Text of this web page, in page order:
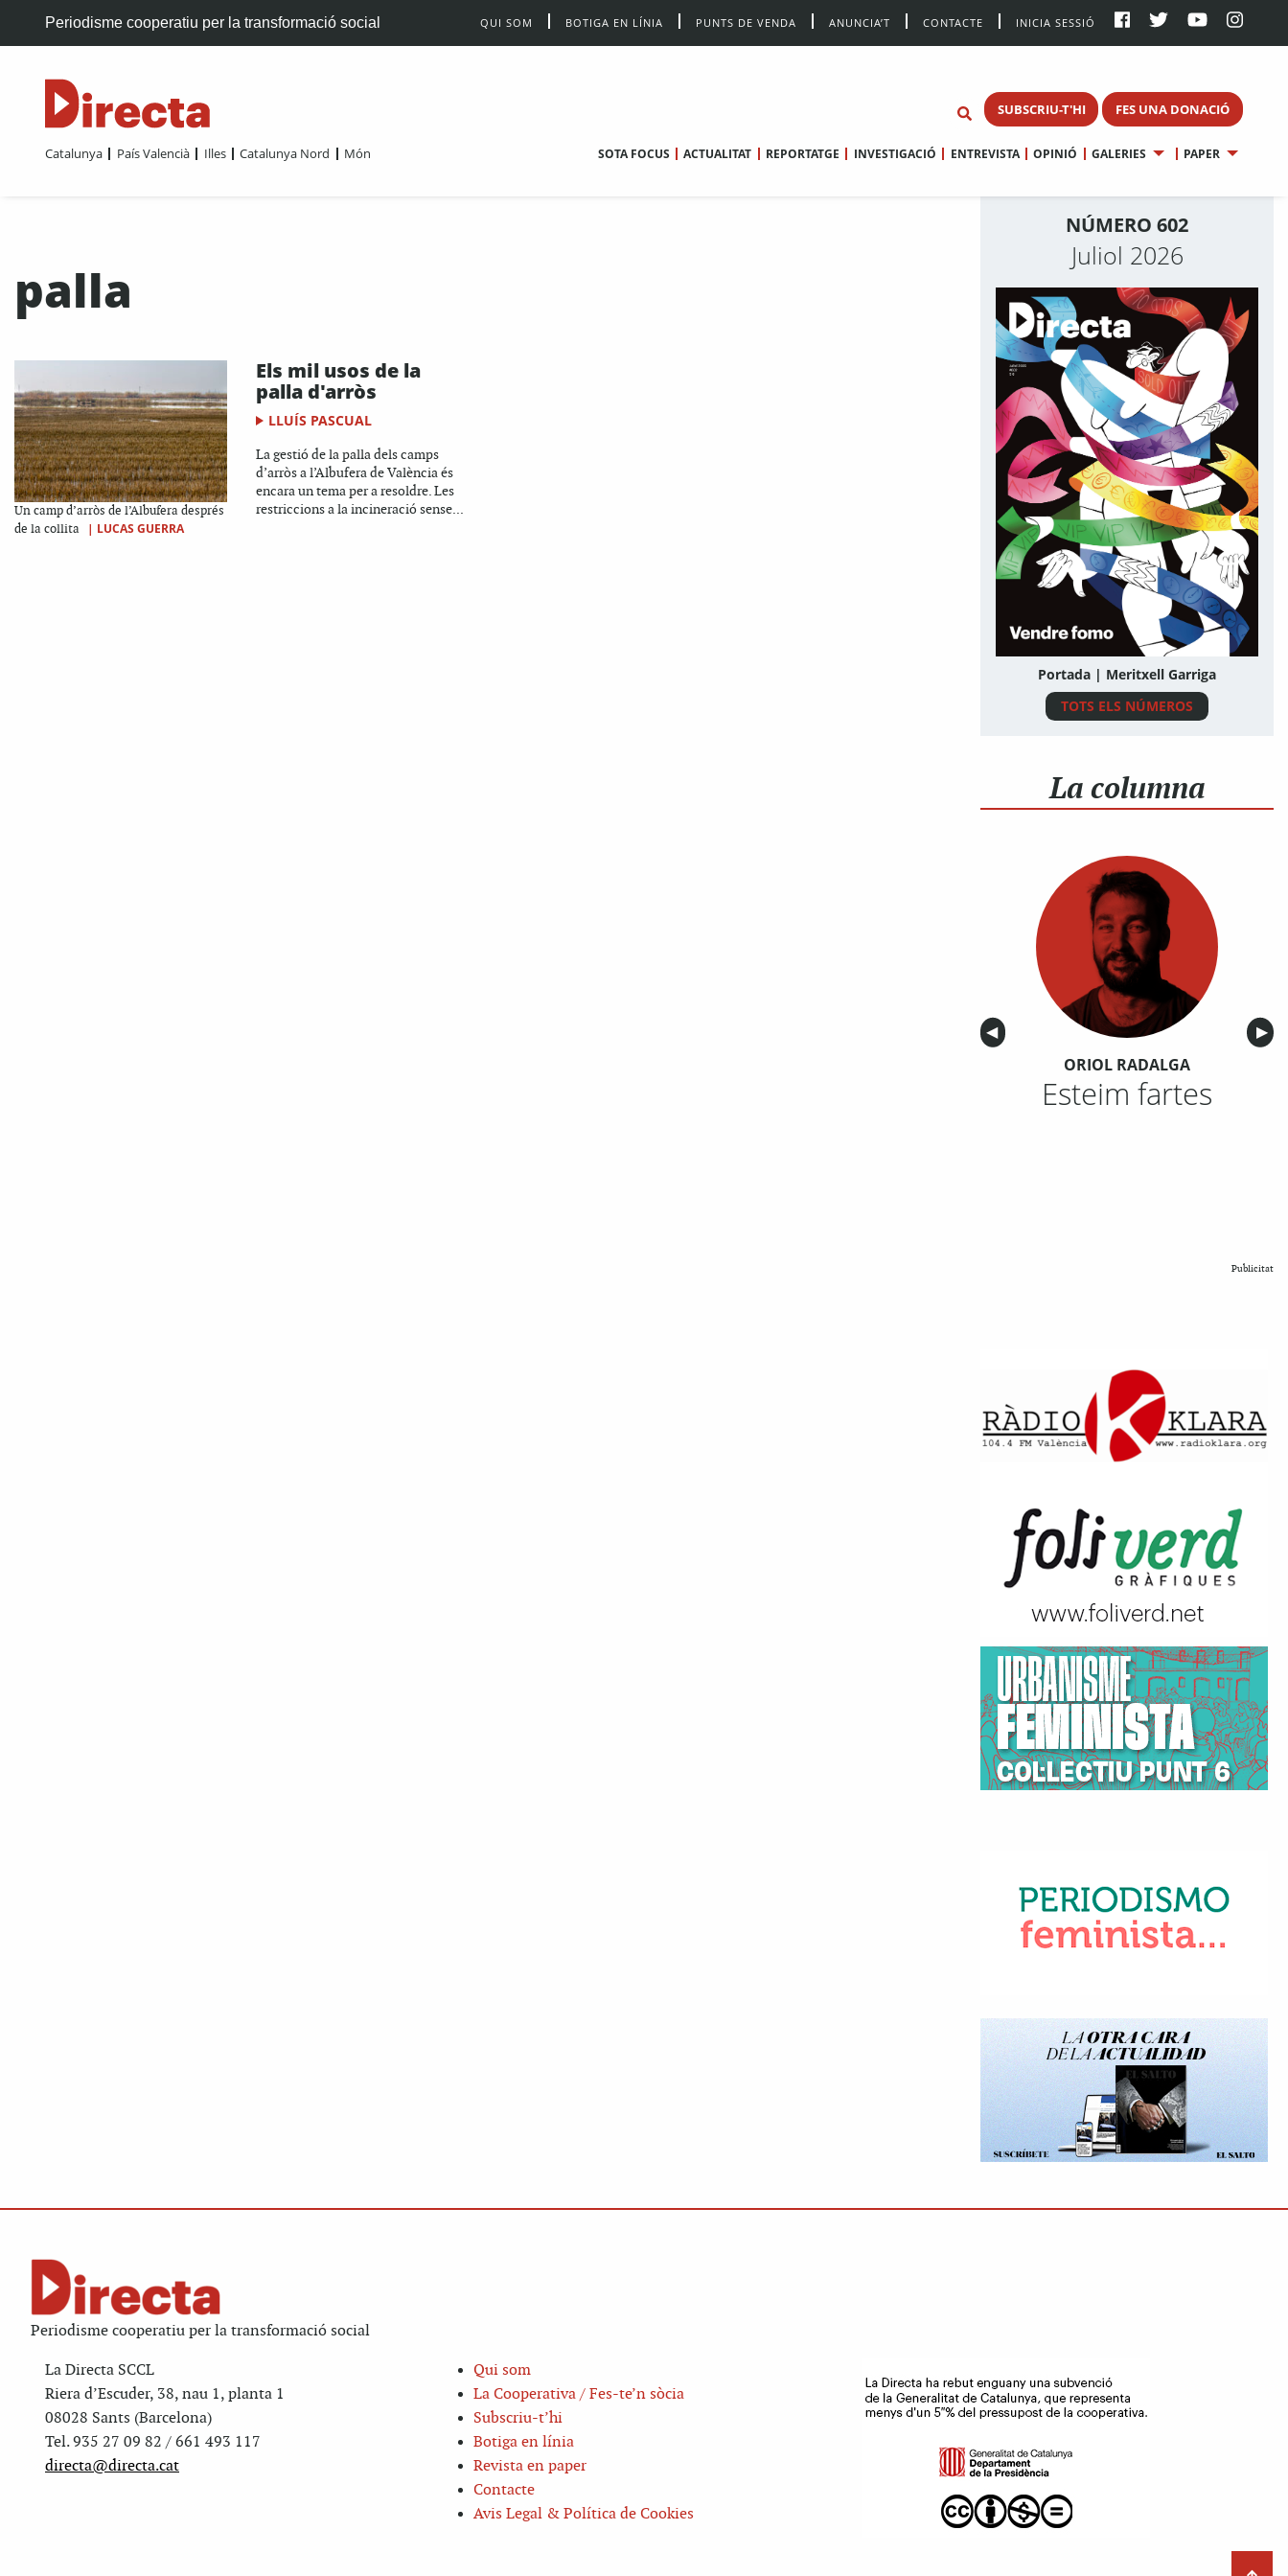
Periodisme cooperatiu per la transformació social QUI SOM BOTIGA EN LÍNIA PUNTS DE VENDA ANUNCIA’T CONTACTE INICIA SESSIÓ
SUBSCRIU-T'HI FES UNA DONACIÓ
Catalunya País Valencià Illes Catalunya Nord Món SOTA FOCUS ACTUALITAT REPORTATGE INVESTIGACIÓ ENTREVISTA OPINIÓ GALERIES PAPER
palla
Un camp d’arròs de l’Albufera després
de la collita
| LUCAS GUERRA
Els mil usos de la
palla d'arròs
LLUÍS PASCUAL
La gestió de la palla dels camps
d’arròs a l’Albufera de València és
encara un tema per a resoldre. Les
restriccions a la incineració sense...
NÚMERO 602
Juliol 2026
Portada | Meritxell Garriga
TOTS ELS NÚMEROS
La columna
Anterior
◀︎ ▶︎
ORIOL RADALGA
Esteim fartes
Publicitat
Periodisme cooperatiu per la transformació social
La Directa SCCL
Riera d’Escuder, 38, nau 1, planta 1
08028 Sants (Barcelona)
Tel. 935 27 09 82 / 661 493 117
directa@directa.cat
Qui som
La Cooperativa / Fes-te’n sòcia
Subscriu-t’hi
Botiga en línia
Revista en paper
Contacte
Avis Legal & Política de Cookies